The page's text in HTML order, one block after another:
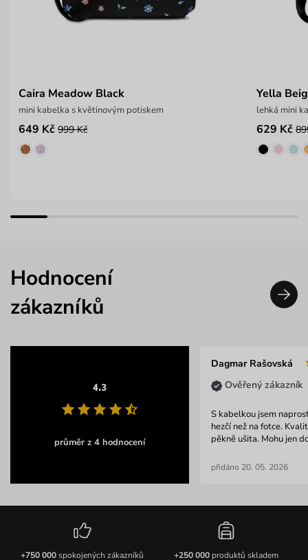
Caira Meadow Black
mini kabelka s květinovým potiskem
649 Kč 999 Kč
Yella
lehká mini
629 Kč
Hodnocení
zákazníků
4.3
průměr z 4 hodnocení
Dagmar Rašovská
Ověřený zákazník
S kabelkou jsem
hezčí než na fotce.
pěkně ušita. Mohu jen
přidáno 20. 05. 2026
+750 000spokojených zákazníků +250 000produktů skladem